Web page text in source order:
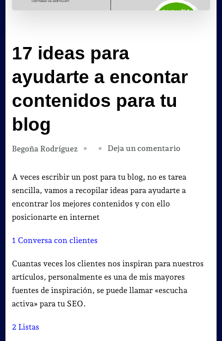
17 ideas para
ayudarte a encontar
contenidos para tu
blog
Begoña Rodríguez Deja un comentarioen
ideas
para
tu
blog
A veces escribir un post para tu blog, no es tarea
sencilla, vamos a recopilar ideas para ayudarte a
encontrar los mejores contenidos y con ello
posicionarte en internet
1 Conversa con clientes
Cuantas veces los clientes nos inspiran para nuestros
artículos, personalmente es una de mis mayores
fuentes de inspiración, se puede llamar «escucha
activa» para tu SEO.
2 Listas